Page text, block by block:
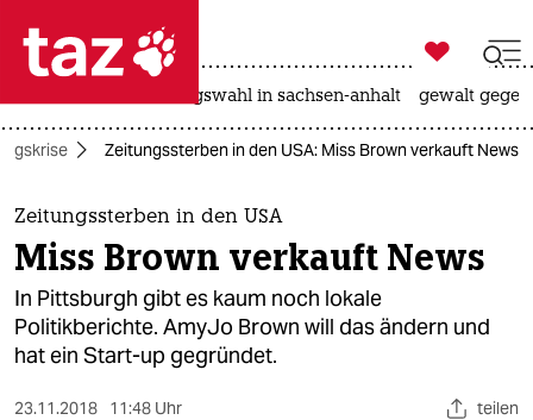
 taz zahl ich
taz zahl ich
themen
politik
öko

taz zahl ich
landtagswahl in sachsen-anhalt gewalt
Zeitungssterben in den USA: Miss Brown verkauft News
Zeitungssterben in den USA
Miss Brown verkauft News
In Pittsburgh gibt es kaum noch lokale
Politikberichte. AmyJo Brown will das ändern und
hat ein Start-up gegründet.
23.11.2018 11:48 Uhr teilen